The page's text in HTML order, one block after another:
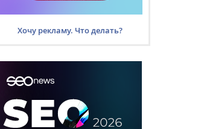
Хочу рекламу. Что делать?